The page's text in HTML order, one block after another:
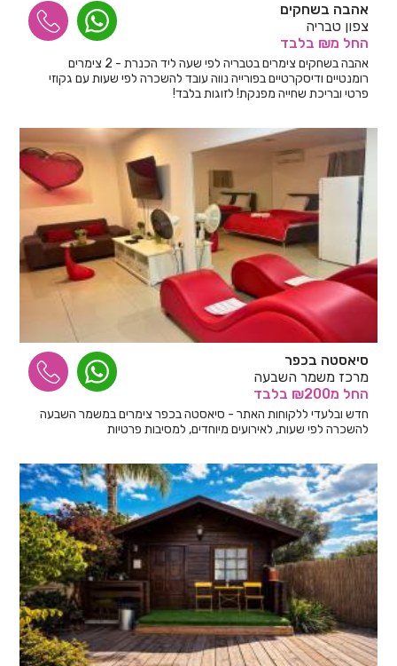
אהבה בשחקים
צפון טבריה
החל מ₪ בלבד
אהבה בשחקים צימרים בטבריה לפי שעה ליד הכנרת - 2 צימרים
רומנטיים ודיסקרטיים בפורייה נווה עובד להשכרה לפי שעות עם גקוזי
פרטי ובריכת שחייה מפנקת! לזוגות בלבד!
סיאסטה בכפר
מרכז משמר השבעה
החל מ₪200 בלבד
חדש ובלעדי ללקוחות האתר - סיאסטה בכפר צימרים במשמר השבעה
להשכרה לפי שעות, לאירועים מיוחדים, למסיבות פרטיות